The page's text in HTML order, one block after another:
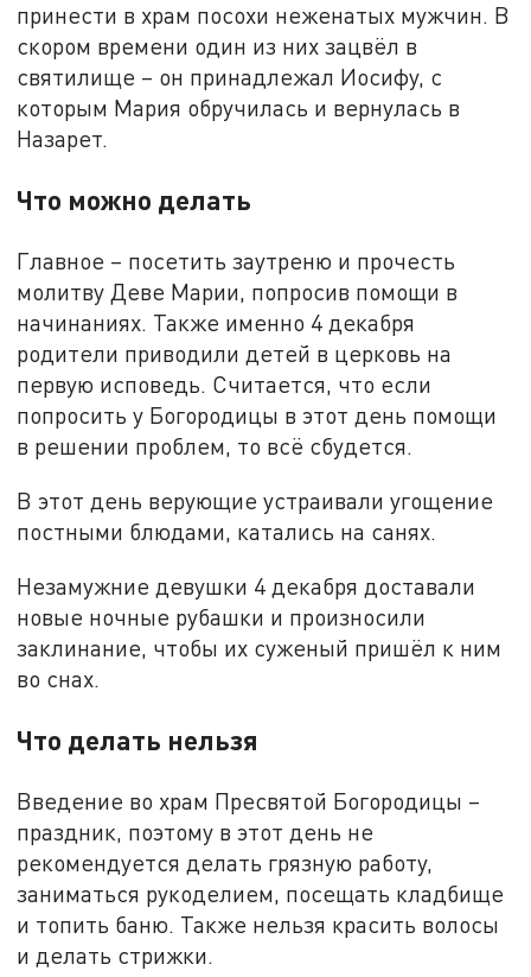
принести в храм посохи неженатых мужчин. В
скором времени один из них зацвёл в
святилище – он принадлежал Иосифу, с
которым Мария обручилась и вернулась в
Назарет.
Что можно делать
Главное – посетить заутреню и прочесть
молитву Деве Марии, попросив помощи в
начинаниях. Также именно 4 декабря
родители приводили детей в церковь на
первую исповедь. Считается, что если
попросить у Богородицы в этот день помощи
в решении проблем, то всё сбудется.
В этот день верующие устраивали угощение
постными блюдами, катались на санях.
Незамужние девушки 4 декабря доставали
новые ночные рубашки и произносили
заклинание, чтобы их суженый пришёл к ним
во снах.
Что делать нельзя
Введение во храм Пресвятой Богородицы –
праздник, поэтому в этот день не
рекомендуется делать грязную работу,
заниматься рукоделием, посещать кладбище
и топить баню. Также нельзя красить волосы
и делать стрижки.